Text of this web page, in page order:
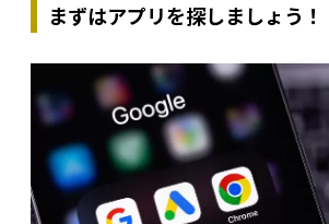
まずはアプリを探しましょう！